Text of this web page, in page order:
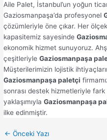
Aile Palet, İstanbul’un yoğun
Gaziosmanpaşa’da profesyonel
çözümleriyle öne çıkar. Her
kapasitemiz sayesinde
ekonomik hizmet sunuyoruz.
çeşitleriyleGaziosmanpaşa
Müşterilerimizin lojistik
Gaziosmanpaşa paletçi
sonrası destek hizmetleriyle
yaklaşımıylaGaziosmanpaşa
ilke edinmiştir.
← Önceki Yazı